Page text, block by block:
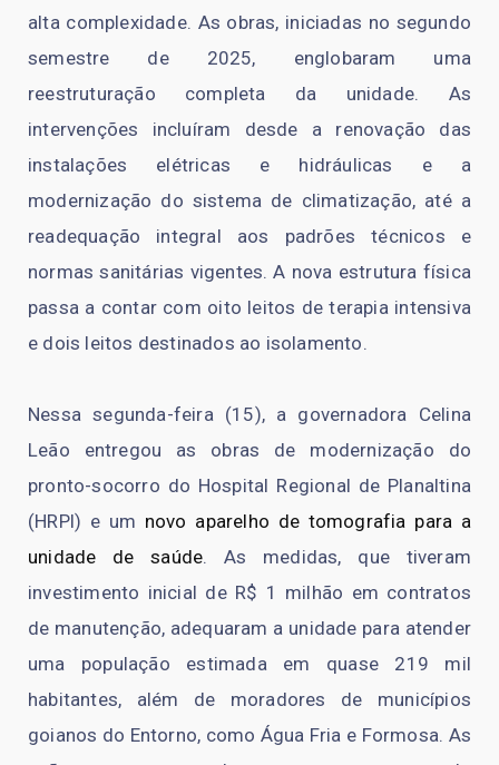
alta complexidade. As obras, iniciadas no segundo
semestre de 2025, englobaram uma
reestruturação completa da unidade. As
intervenções incluíram desde a renovação das
instalações elétricas e hidráulicas e a
modernização do sistema de climatização, até a
readequação integral aos padrões técnicos e
normas sanitárias vigentes. A nova estrutura física
passa a contar com oito leitos de terapia intensiva
e dois leitos destinados ao isolamento.
Nessa segunda-feira (15), a governadora Celina
Leão entregou as obras de modernização do
pronto-socorro do Hospital Regional de Planaltina
(HRPl) e um novo aparelho de tomografia para a
unidade de saúde. As medidas, que tiveram
investimento inicial de R$ 1 milhão em contratos
de manutenção, adequaram a unidade para atender
uma população estimada em quase 219 mil
habitantes, além de moradores de municípios
goianos do Entorno, como Água Fria e Formosa. As